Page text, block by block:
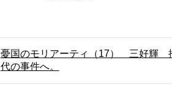
憂国のモリアーティ（17） 三好輝
代の事件へ。